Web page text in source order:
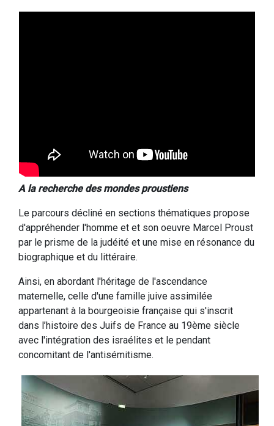
A la recherche des mondes proustiens
Le parcours décliné en sections thématiques propose
d'appréhender l'homme et et son oeuvre Marcel Proust
par le prisme de la judéité et une mise en résonance du
biographique et du littéraire.
Ainsi, en abordant l'héritage de l'ascendance
maternelle, celle d'une famille juive assimilée
appartenant à la bourgeoisie française qui s'inscrit
dans l’histoire des Juifs de France au 19ème siècle
avec l'intégration des israélites et le pendant
concomitant de l'antisémitisme.